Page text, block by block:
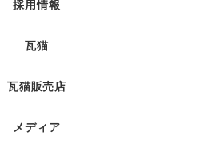
採用情報
瓦猫
瓦猫販売店
メディア